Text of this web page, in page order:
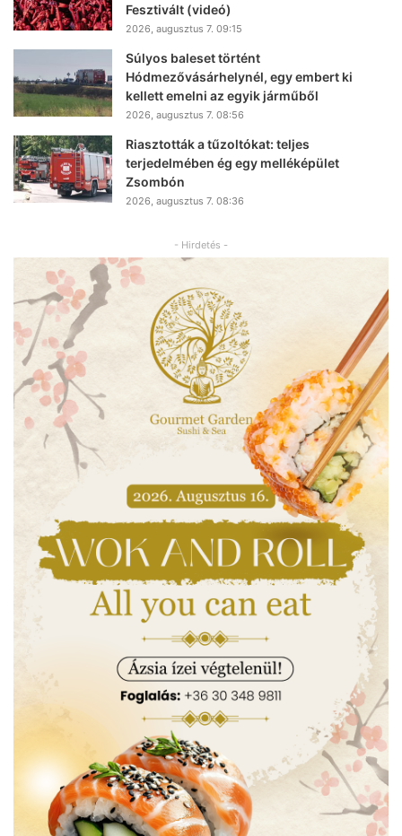
Fesztivált (videó)
2026, augusztus 7. 09:15
Súlyos baleset történt
Hódmezővásárhelynél, egy embert ki
kellett emelni az egyik járműből
2026, augusztus 7. 08:56
Riasztották a tűzoltókat: teljes
terjedelmében ég egy melléképület
Zsombón
2026, augusztus 7. 08:36
- Hirdetés -